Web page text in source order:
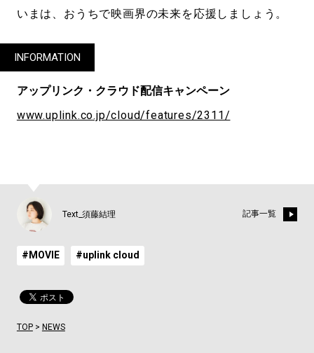
いまは、おうちで映画界の未来を応援しましょう。
INFORMATION
アップリンク・クラウド配信キャンペーン
www.uplink.co.jp/cloud/features/2311/
Text_須藤結理 記事一覧
#MOVIE #uplink cloud
TOP> NEWS